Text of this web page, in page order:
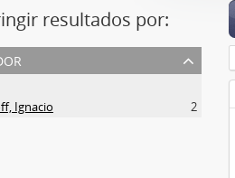
resultados por:
Ignacio
2